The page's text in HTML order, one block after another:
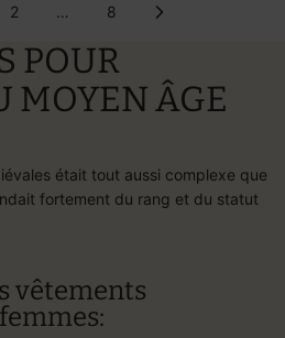
2 … 8
POUR
MOYEN ÂGE
était tout aussi complexe que
fortement du rang et du statut
vêtements